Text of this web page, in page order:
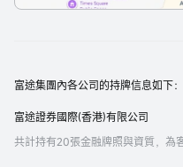
富途集團內各公司的持牌信息如下：
富途證券國際(香港)有限公司
共計持有20張金融牌照與資質，為